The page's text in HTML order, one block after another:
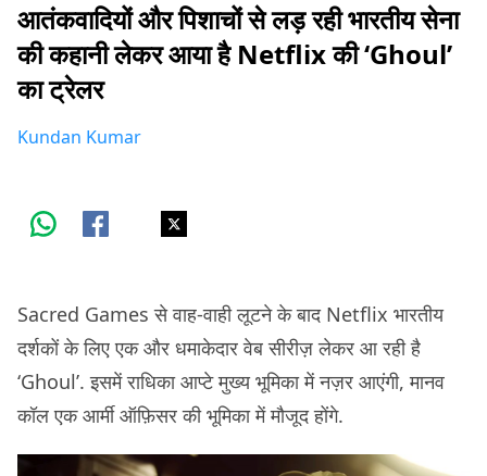
आतंकवादियों और पिशाचों से लड़ रही भारतीय सेना
की कहानी लेकर आया है Netflix की ‘Ghoul’
का ट्रेलर
Kundan Kumar
Sacred Games से वाह-वाही लूटने के बाद Netflix भारतीय
दर्शकों के लिए एक और धमाकेदार वेब सीरीज़ लेकर आ रही है
‘Ghoul’. इसमें राधिका आप्टे मुख्य भूमिका में नज़र आएंगी, मानव
कॉल एक आर्मी ऑफ़िसर की भूमिका में मौजूद होंगे.